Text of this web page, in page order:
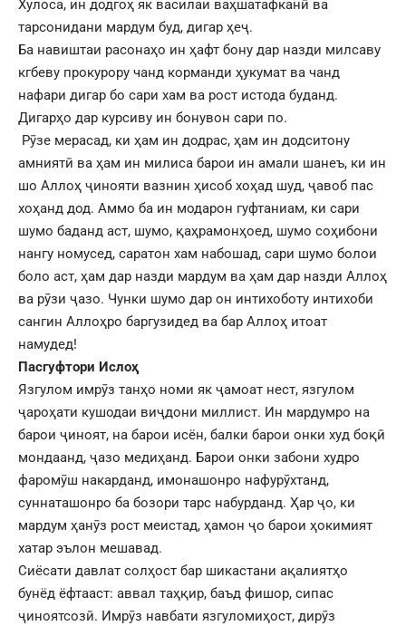
Хулоса, ин додгоҳ як василаи ваҳшатафканӣ ва
тарсонидани мардум буд, дигар ҳеҷ.
Ба навиштаи расонаҳо ин ҳафт бону дар назди милсаву
кгбеву прокурору чанд корманди ҳукумат ва чанд
нафари дигар бо сари хам ва рост истода буданд.
Дигарҳо дар курсиву ин бонувон сари по.
Рӯзе мерасад, ки ҳам ин додрас, ҳам ин додситону
амниятӣ ва ҳам ин милиса барои ин амали шанеъ, ки ин
шо Аллоҳ ҷинояти вазнин ҳисоб хоҳад шуд, ҷавоб пас
хоҳанд дод. Аммо ба ин модарон гуфтаниам, ки сари
шумо баданд аст, шумо, қаҳрамонҳоед, шумо соҳибони
нангу номусед, саратон хам набошад, сари шумо болои
боло аст, ҳам дар назди мардум ва ҳам дар назди Аллоҳ
ва рӯзи ҷазо. Чунки шумо дар он интихоботу интихоби
сангин Аллоҳро баргузидед ва бар Аллоҳ итоат
намудед!
Пасгуфтори Ислоҳ
Язгулом имрӯз танҳо номи як ҷамоат нест, язгулом
ҷароҳати кушодаи виҷдони миллист. Ин мардумро на
барои ҷиноят, на барои исён, балки барои онки худ боқӣ
мондаанд, ҷазо медиҳанд. Барои онки забони худро
фаромӯш накарданд, имонашонро нафурӯхтанд,
суннаташонро ба бозори тарс набурданд. Ҳар ҷо, ки
мардум ҳанӯз рост меистад, ҳамон ҷо барои ҳокимият
хатар эълон мешавад.
Сиёсати давлат солҳост бар шикастани ақалиятҳо
бунёд ёфтааст: аввал таҳқир, баъд фишор, сипас
ҷиноятсозӣ. Имрӯз навбати язгуломиҳост, дирӯз